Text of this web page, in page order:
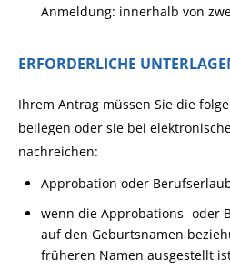
Anmeldung: innerhalb von
ERFORDERLICHE
Ihrem Antrag müssen Sie die
beilegen oder sie bei
nachreichen:
Approbation oder
wenn die Approbations- oder
auf den Geburtsnamen
früheren Namen ausgestellt